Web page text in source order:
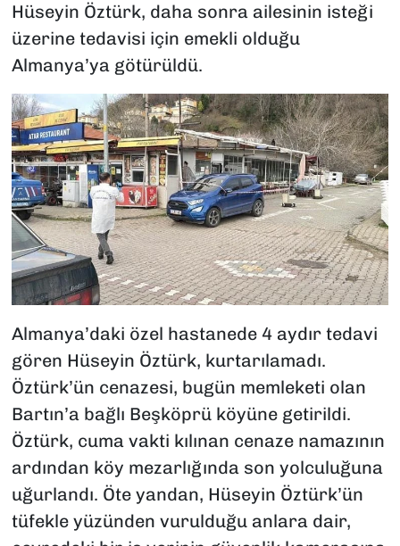
Hüseyin Öztürk, daha sonra ailesinin isteği
üzerine tedavisi için emekli olduğu
Almanya’ya götürüldü.
Almanya’daki özel hastanede 4 aydır tedavi
gören Hüseyin Öztürk, kurtarılamadı.
Öztürk’ün cenazesi, bugün memleketi olan
Bartın’a bağlı Beşköprü köyüne getirildi.
Öztürk, cuma vakti kılınan cenaze namazının
ardından köy mezarlığında son yolculuğuna
uğurlandı. Öte yandan, Hüseyin Öztürk’ün
tüfekle yüzünden vurulduğu anlara dair,